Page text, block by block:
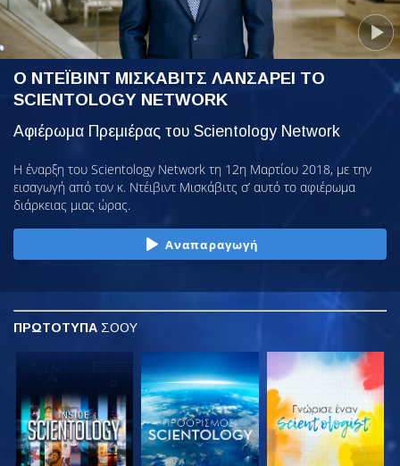
Ο ΝΤΕΪΒΙΝΤ ΜΙΣΚΑΒΙΤΣ ΛΑΝΣΑΡΕΙ ΤΟ
SCIENTOLOGY NETWORK
Αφιέρωμα Πρεμιέρας του Scientology Network
Η έναρξη του Scientology Network τη 12η Μαρτίου 2018, με την
εισαγωγή από τον κ. Ντέιβιντ Μισκάβιτς σ’ αυτό το αφιέρωμα
διάρκειας μιας ώρας.
Αναπαραγωγή
ΠΡΩΤΟΤΥΠΑ ΣΟΟΥ